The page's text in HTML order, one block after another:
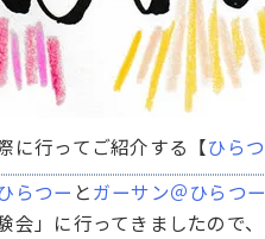
に行ってご紹介する【ひら
らつー とガーサン＠ひらつ
会」に行ってきましたので